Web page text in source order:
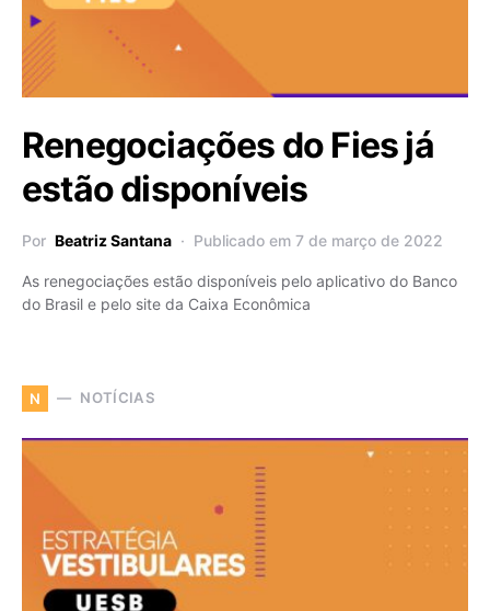
Renegociações do Fies já
estão disponíveis
Por Beatriz Santana Publicado em 7 de março de 2022
As renegociações estão disponíveis pelo aplicativo do Banco
do Brasil e pelo site da Caixa Econômica
N NOTÍCIAS